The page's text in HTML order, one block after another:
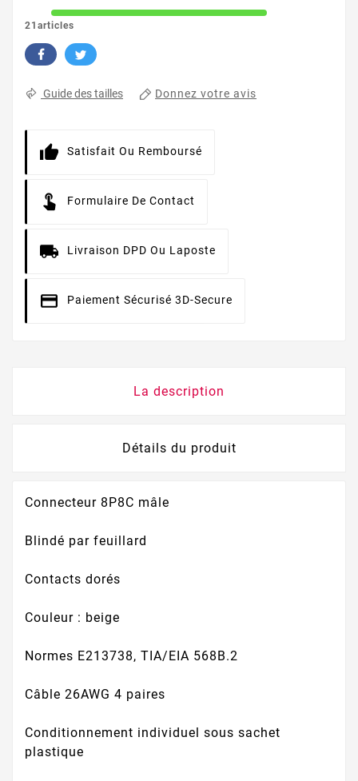
21articles
Guide des tailles Donnez votre avis
Satisfait Ou Remboursé
Formulaire De Contact
Livraison DPD Ou Laposte
Paiement Sécurisé 3D-Secure
La description
Détails du produit
Connecteur 8P8C mâle
Blindé par feuillard
Contacts dorés
Couleur : beige
Normes E213738, TIA/EIA 568B.2
Câble 26AWG 4 paires
Conditionnement individuel sous sachet
plastique